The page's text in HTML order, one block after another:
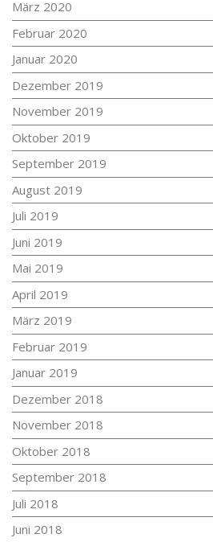
März 2020
Februar 2020
Januar 2020
Dezember 2019
November 2019
Oktober 2019
September 2019
August 2019
Juli 2019
Juni 2019
Mai 2019
April 2019
März 2019
Februar 2019
Januar 2019
Dezember 2018
November 2018
Oktober 2018
September 2018
Juli 2018
Juni 2018